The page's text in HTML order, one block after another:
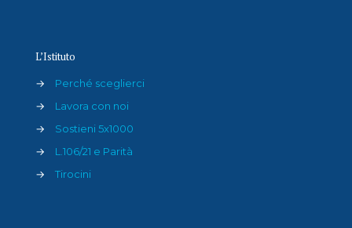
L’Istituto
→
Perché sceglierci
→
Lavora con noi
→
Sostieni 5x1000
→
L.106/21 e Parità
→
Tirocini